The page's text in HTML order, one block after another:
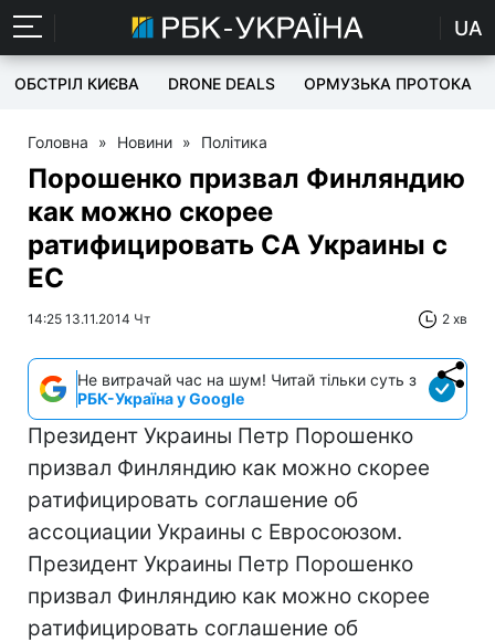
UA
ОБСТРІЛ КИЄВА DRONE DEALS ОРМУЗЬКА ПРОТОКА
Головна » Новини » Політика
Порошенко призвал Финляндию
как можно скорее
ратифицировать СА Украины с
ЕС
14:25 13.11.2014 Чт 2 хв
Не витрачай час на шум! Читай тільки суть з
РБК-Україна у Google
Президент Украины Петр Порошенко
призвал Финляндию как можно скорее
ратифицировать соглашение об
ассоциации Украины с Евросоюзом.
Президент Украины Петр Порошенко
призвал Финляндию как можно скорее
ратифицировать соглашение об